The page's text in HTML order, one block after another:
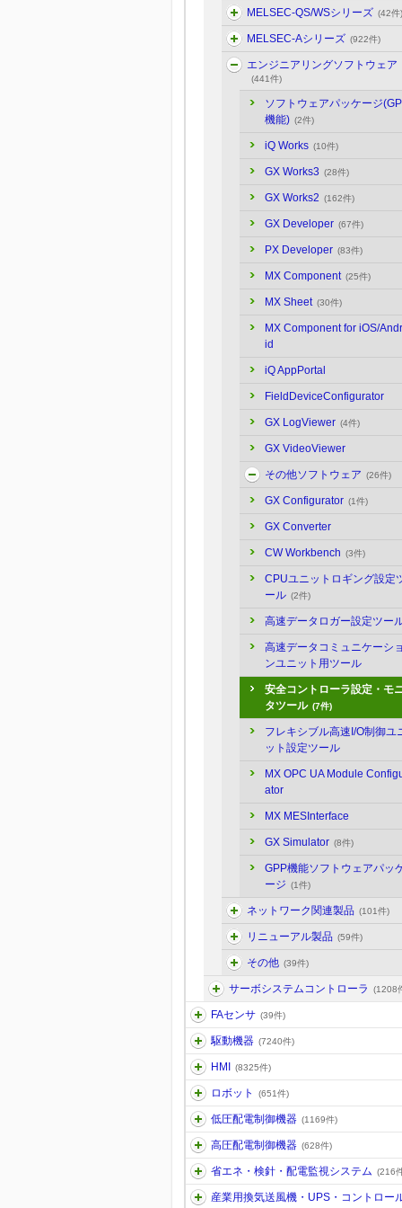
MELSEC-QS/WSシリーズ (42件)
MELSEC-Aシリーズ (922件)
エンジニアリングソフトウェア
(441件)
ソフトウェアパッケージ
機能) (2件)
iQ Works (10件)
GX Works3 (28件)
GX Works2 (162件)
GX Developer (67件)
PX Developer (83件)
MX Component (25件)
MX Sheet (30件)
MX Component for iOS/
id
iQ AppPortal
FieldDeviceConfigurator
GX LogViewer (4件)
GX VideoViewer
その他ソフトウェア (26件)
GX Configurator (1件)
GX Converter
CW Workbench (3件)
CPUユニットロギング設定
ール (2件)
高速データロガー設定ツー
高速データコミュニケーショ
ンユニット用ツール
安全コントローラ設定・モ
タツール (7件)
フレキシブル高速I/O制御ユ
ット設定ツール
MX OPC UA Module
ator
MX MESInterface
GX Simulator (8件)
GPP機能ソフトウェアパッ
ージ (1件)
ネットワーク関連製品 (101件)
リニューアル製品 (59件)
その他 (39件)
サーボシステムコントローラ (1208
FAセンサ (39件)
駆動機器 (7240件)
HMI (8325件)
ロボット (651件)
低圧配電制御機器 (1169件)
高圧配電制御機器 (628件)
省エネ・検針・配電監視システム (216
産業用換気送風機・UPS・コントロー